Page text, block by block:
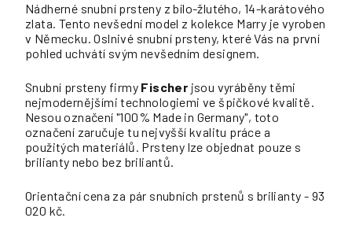
Nádherné snubní prsteny z bílo-žlutého, 14-karátového
zlata. Tento nevšední model z kolekce Marry je vyroben
v Německu. Oslnivé snubní prsteny, které Vás na první
pohled uchvátí svým nevšedním designem.
Snubní prsteny firmy Fischer jsou vyráběny těmi
nejmodernějšími technologiemi ve špičkové kvalitě.
Nesou označení "100% Made in Germany", toto
označení zaručuje tu nejvyšší kvalitu práce a
použitých materiálů. Prsteny lze objednat pouze s
brilianty nebo bez briliantů.
Orientační cena za pár snubních prstenů s brilianty - 93
020 kč.